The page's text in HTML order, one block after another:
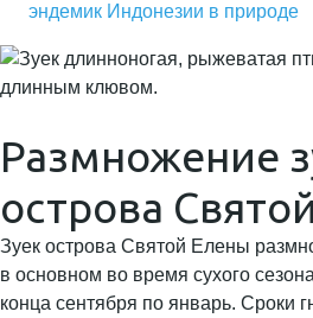
эндемик Индонезии в природе
Размножение
острова
Зуек острова Святой Елены
в основном во время сухого
конца сентября по январь. Сроки